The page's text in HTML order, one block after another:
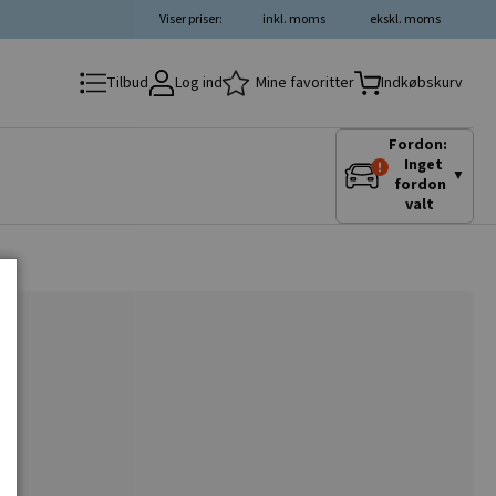
ekskl. moms
inkl. moms
Viser priser:
Tilbud Log ind Mine favoritter Indkøbskurv
Fordon:
Inget
fordon
valt
▼